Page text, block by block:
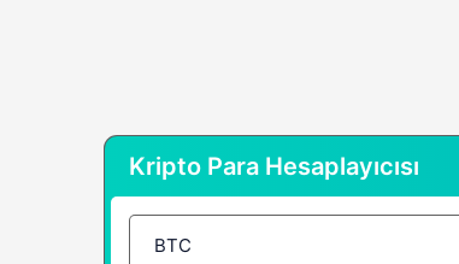
Kripto Para Hesaplayıcısı